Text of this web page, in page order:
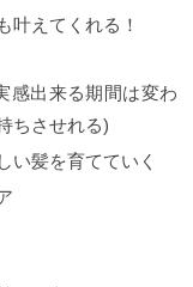
叶えてくれる！
感出来る期間は変わ
ちさせれる)
い髪を育てていく